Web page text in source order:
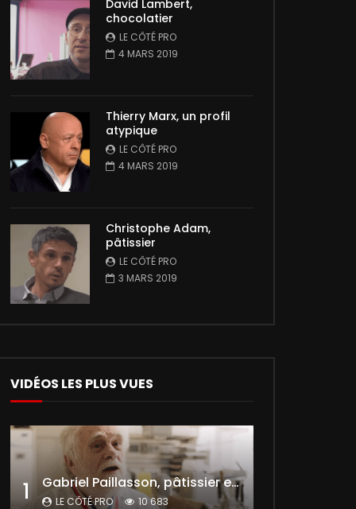
David Lambert,
chocolatier
LE CÔTÉ PRO
4 MARS 2019
Thierry Marx, un profil
atypique
LE CÔTÉ PRO
4 MARS 2019
Christophe Adam,
pâtissier
LE CÔTÉ PRO
3 MARS 2019
VIDÉOS LES PLUS VUES
1 Gabriel Paillasson, pâtissier et glacier
LE CÔTÉ PRO 10 683